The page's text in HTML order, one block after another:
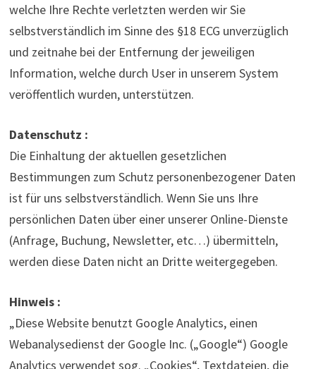
welche Ihre Rechte verletzten werden wir Sie
selbstverständlich im Sinne des §18 ECG unverzüglich
und zeitnahe bei der Entfernung der jeweiligen
Information, welche durch User in unserem System
veröffentlich wurden, unterstützen.
Datenschutz :
Die Einhaltung der aktuellen gesetzlichen
Bestimmungen zum Schutz personenbezogener Daten
ist für uns selbstverständlich. Wenn Sie uns Ihre
persönlichen Daten über einer unserer Online-Dienste
(Anfrage, Buchung, Newsletter, etc…) übermitteln,
werden diese Daten nicht an Dritte weitergegeben.
Hinweis :
„Diese Website benutzt Google Analytics, einen
Webanalysedienst der Google Inc. („Google“) Google
Analytics verwendet sog. „Cookies“, Textdateien, die